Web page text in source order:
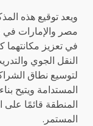
ويعد توقيع هذه
مصر والإمارات في
في تعزيز
النقل الجوي
لتوسيع نطاق
المستدامة ويتيح
المنطقة قائمًا على
المستمر.